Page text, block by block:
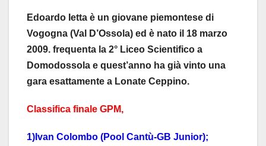
Edoardo Ietta è un giovane piemontese di
Vogogna (Val D’Ossola) ed è nato il 18 marzo
2009. frequenta la 2° Liceo Scientifico a
Domodossola e quest’anno ha già vinto una
gara esattamente a Lonate Ceppino.
Classifica finale GPM,
1)Ivan Colombo (Pool Cantù-GB Junior);